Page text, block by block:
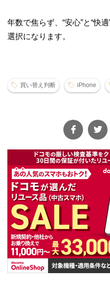
年数で焦らず、“安心”と“快
選択になります。
買い替え判断 iPhone